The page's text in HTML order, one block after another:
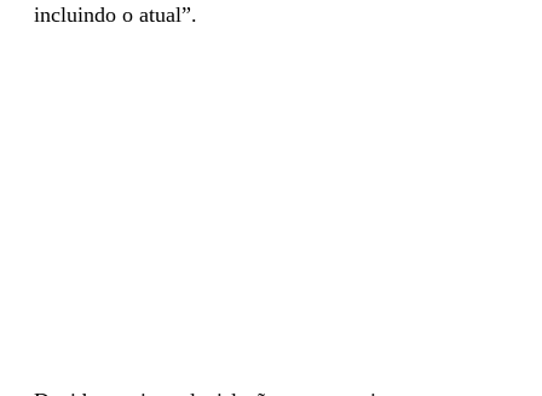
incluindo o atual”.